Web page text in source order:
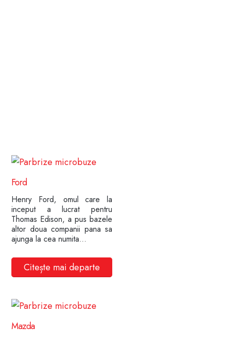
Ford
Henry Ford, omul care la
inceput a lucrat pentru
Thomas Edison, a pus bazele
altor doua companii pana sa
ajunga la cea numita...
Citește mai departe
Mazda